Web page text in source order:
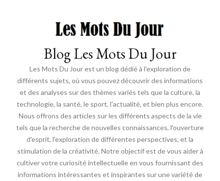
Blog Les Mots Du Jour
Les Mots Du Jour est un blog dédié à l'exploration de
différents sujets, où vous pouvez découvrir des informations
et des analyses sur des thèmes variés tels que la culture, la
technologie, la santé, le sport, l'actualité, et bien plus encore.
Nous offrons des articles sur les différents aspects de la vie
tels que la recherche de nouvelles connaissances, l'ouverture
d'esprit, l'exploration de différentes perspectives, et la
stimulation de la créativité. Notre objectif est de vous aider à
cultiver votre curiosité intellectuelle en vous fournissant des
informations intéressantes et inspirantes sur une variété de